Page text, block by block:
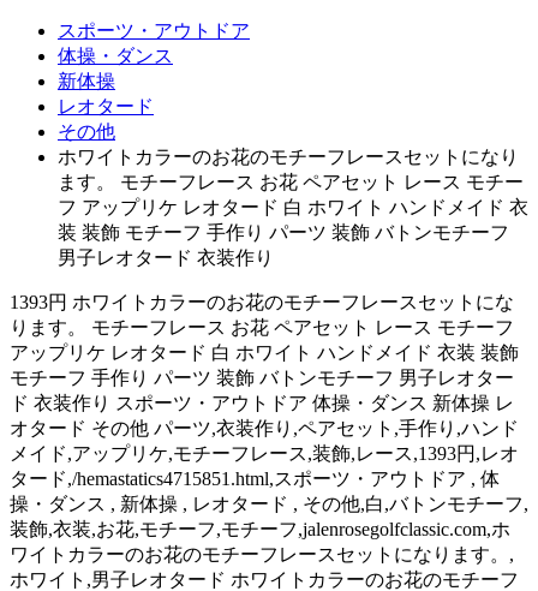
スポーツ・アウトドア
体操・ダンス
新体操
レオタード
その他
ホワイトカラーのお花のモチーフレースセットになり
ます。 モチーフレース お花 ペアセット レース モチー
フ アップリケ レオタード 白 ホワイト ハンドメイド 衣
装 装飾 モチーフ 手作り パーツ 装飾 バトンモチーフ
男子レオタード 衣装作り
1393円 ホワイトカラーのお花のモチーフレースセットにな
ります。 モチーフレース お花 ペアセット レース モチーフ
アップリケ レオタード 白 ホワイト ハンドメイド 衣装 装飾
モチーフ 手作り パーツ 装飾 バトンモチーフ 男子レオター
ド 衣装作り スポーツ・アウトドア 体操・ダンス 新体操 レ
オタード その他 パーツ,衣装作り,ペアセット,手作り,ハンド
メイド,アップリケ,モチーフレース,装飾,レース,1393円,レオ
タード,/hemastatics4715851.html,スポーツ・アウトドア , 体
操・ダンス , 新体操 , レオタード , その他,白,バトンモチーフ,
装飾,衣装,お花,モチーフ,モチーフ,jalenrosegolfclassic.com,ホ
ワイトカラーのお花のモチーフレースセットになります。,
ホワイト,男子レオタード ホワイトカラーのお花のモチーフ